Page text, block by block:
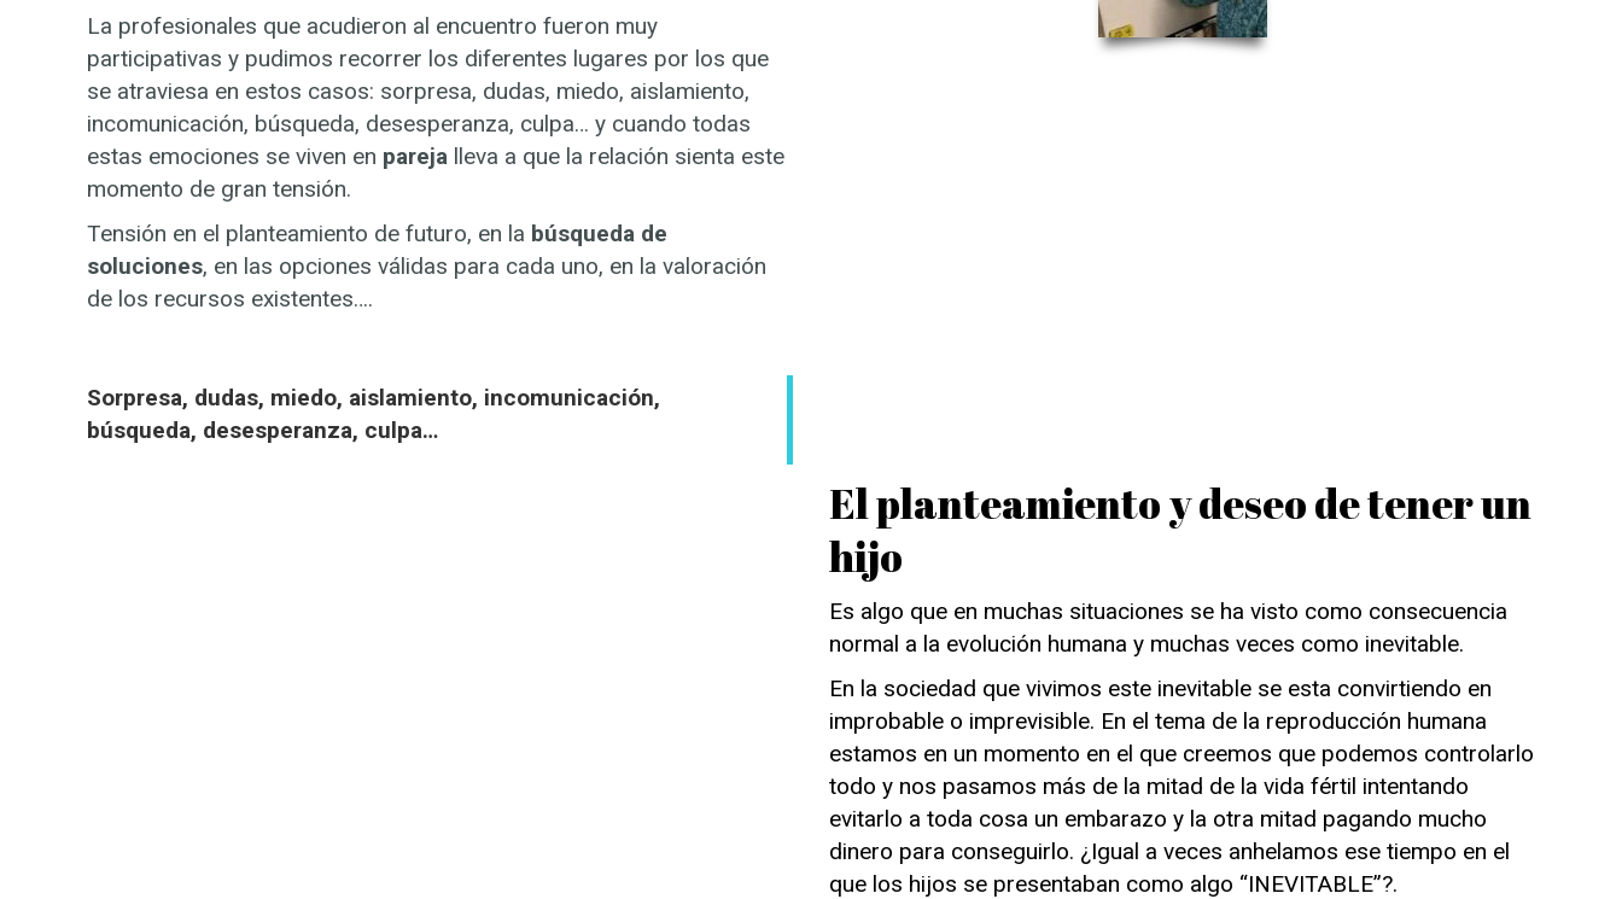
La profesionales que acudieron al encuentro fueron muy
participativas y pudimos recorrer los diferentes lugares por los que
se atraviesa en estos casos: sorpresa, dudas, miedo, aislamiento,
incomunicación, búsqueda, desesperanza, culpa… y cuando todas
estas emociones se viven en pareja lleva a que la relación sienta este
momento de gran tensión.
Tensión en el planteamiento de futuro, en la búsqueda de
soluciones, en las opciones válidas para cada uno, en la valoración
de los recursos existentes….
Sorpresa, dudas, miedo, aislamiento, incomunicación,
búsqueda, desesperanza, culpa…
El planteamiento y deseo de tener un
hijo
Es algo que en muchas situaciones se ha visto como consecuencia
normal a la evolución humana y muchas veces como inevitable.
En la sociedad que vivimos este inevitable se esta convirtiendo en
improbable o imprevisible. En el tema de la reproducción humana
estamos en un momento en el que creemos que podemos controlarlo
todo y nos pasamos más de la mitad de la vida fértil intentando
evitarlo a toda cosa un embarazo y la otra mitad pagando mucho
dinero para conseguirlo. ¿Igual a veces anhelamos ese tiempo en el
que los hijos se presentaban como algo “INEVITABLE”?.